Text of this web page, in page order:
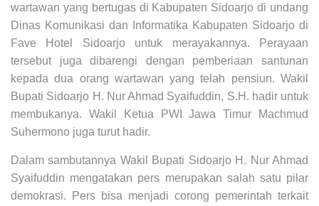
wartawan yang bertugas di Kabupaten Sidoarjo di undang
Dinas Komunikasi dan Informatika Kabupaten Sidoarjo di
Fave Hotel Sidoarjo untuk merayakannya. Perayaan
tersebut juga dibarengi dengan pemberiaan santunan
kepada dua orang wartawan yang telah pensiun. Wakil
Bupati Sidoarjo H. Nur Ahmad Syaifuddin, S.H. hadir untuk
membukanya. Wakil Ketua PWI Jawa Timur Machmud
Suhermono juga turut hadir.
Dalam sambutannya Wakil Bupati Sidoarjo H. Nur Ahmad
Syaifuddin mengatakan pers merupakan salah satu pilar
demokrasi. Pers bisa menjadi corong pemerintah terkait